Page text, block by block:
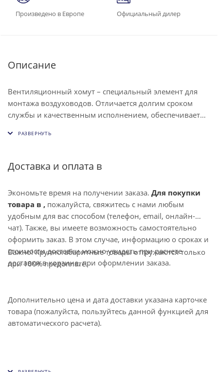
Произведено в Европе Официальный дилер
Описание
Вентиляционный хомут – специальный элемент для
монтажа воздуховодов. Отличается долгим сроком
службы и качественным исполнением, обеспечивает
изолированных каналов системы вентиляции.
Доставка и оплата в
Экономьте время на получении заказа. Для покупки
товара в , пожалуйста, свяжитесь с нами любым
удобным для вас способом (телефон, email, онлайн-
чат). Также, вы имеете возможность самостоятельно
оформить заказ. В этом случае, информацию о сроках и
стоимости доставки можно увидеть при расчете
доставки в корзине, при оформлении заказа.
Важно! Крупногабаритные товары отгружаются только
при 100% предоплате.
Дополнительно цена и дата доставки указана карточке
товара (пожалуйста, пользуйтесь данной функцией для
автоматического расчета).